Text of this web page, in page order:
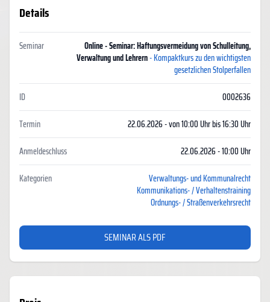
Details
Seminar
Online - Seminar: Haftungsvermeidung von Schulleitung,
Verwaltung und Lehrern- Kompaktkurs zu den wichtigsten
gesetzlichen Stolperfallen
ID 0002636
Termin 22.06.2026 - von 10:00 Uhr bis 16:30 Uhr
Anmeldeschluss 22.06.2026 - 10:00 Uhr
Kategorien
Verwaltungs- und Kommunalrecht
Kommunikations- / Verhaltenstraining
Ordnungs- / Straßenverkehrsrecht
SEMINAR ALS PDF